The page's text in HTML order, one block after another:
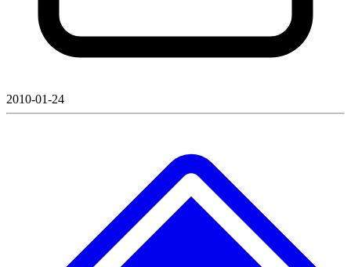
2010-01-24